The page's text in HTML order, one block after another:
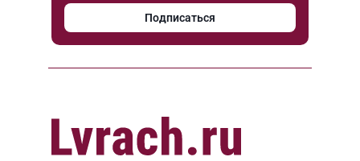
Подписаться